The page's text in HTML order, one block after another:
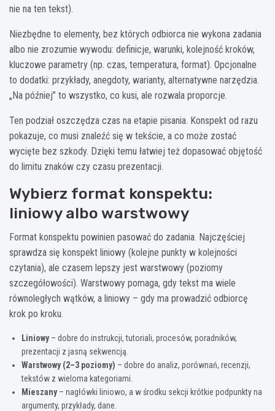
nie na ten tekst).
Niezbędne to elementy, bez których odbiorca nie wykona zadania
albo nie zrozumie wywodu: definicje, warunki, kolejność kroków,
kluczowe parametry (np. czas, temperatura, format). Opcjonalne
to dodatki: przykłady, anegdoty, warianty, alternatywne narzędzia.
„Na później” to wszystko, co kusi, ale rozwala proporcje.
Ten podział oszczędza czas na etapie pisania. Konspekt od razu
pokazuje, co musi znaleźć się w tekście, a co może zostać
wycięte bez szkody. Dzięki temu łatwiej też dopasować objętość
do limitu znaków czy czasu prezentacji.
Wybierz format konspektu:
liniowy albo warstwowy
Format konspektu powinien pasować do zadania. Najczęściej
sprawdza się konspekt liniowy (kolejne punkty w kolejności
czytania), ale czasem lepszy jest warstwowy (poziomy
szczegółowości). Warstwowy pomaga, gdy tekst ma wiele
równoległych wątków, a liniowy – gdy ma prowadzić odbiorcę
krok po kroku.
Liniowy– dobre do instrukcji, tutoriali, procesów, poradników,
prezentacji z jasną sekwencją.
Warstwowy (2–3 poziomy) – dobre do analiz, porównań, recenzji,
tekstów z wieloma kategoriami.
Mieszany– nagłówki liniowo, a w środku sekcji krótkie podpunkty na
argumenty, przykłady, dane.